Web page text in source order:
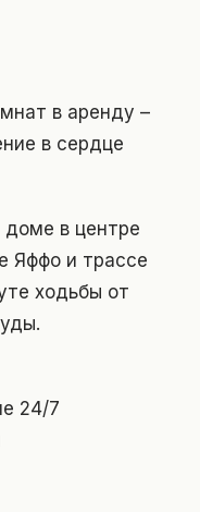
в аренду –
в сердце
в центре
Яффо и трассе
ходьбы от
24/7